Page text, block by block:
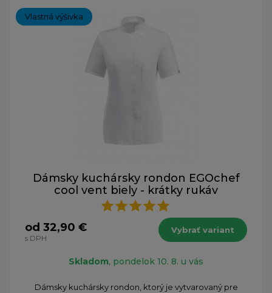
Vlastná výšivka
Dámsky kuchársky rondon EGOchef
cool vent biely - krátky rukáv
od 32,90 €
s DPH
Vybrať variant
Skladom, pondelok 10. 8. u vás
Dámsky kuchársky rondon, ktorý je vytvarovaný pre